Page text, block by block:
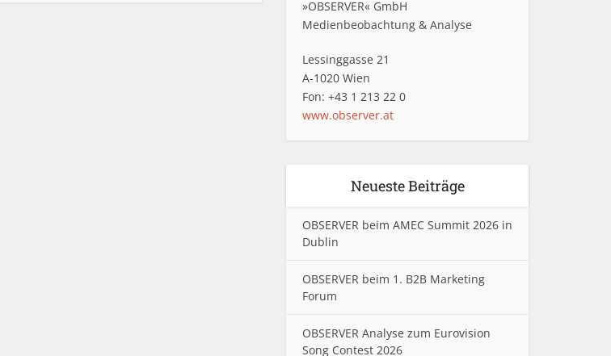
»OBSERVER« GmbH
Medienbeobachtung & Analyse
Lessinggasse 21
A-1020 Wien
Fon: +43 1 213 22 0
www.observer.at
Neueste Beiträge
OBSERVER beim AMEC Summit 2026 in
Dublin
OBSERVER beim 1. B2B Marketing
Forum
OBSERVER Analyse zum Eurovision
Song Contest 2026